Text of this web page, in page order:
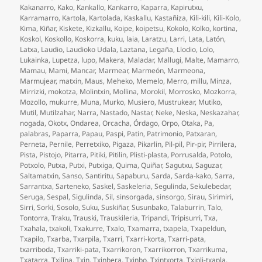
Kakanarro, Kako, Kankallo, Kankarro, Kaparra, Kapirutxu,
Karramarro, Kartola, Kartolada, Kaskallu, Kastañiza, Kili-kili, Kili-Kolo,
Kima, Kiñar, Kiskete, Kizkallu, Koipe, koipetsu, Kokolo, Kolko, kortina,
Koskol, Koskollo, Koskorra, kuku, laia, Laratzu, Larri, Lata, Latón,
Latxa, Laudio, Laudioko Udala, Laztana, Legaña, Llodio, Lolo,
Lukainka, Lupetza, lupo, Makera, Maladar, Mallugi, Malte, Mamarro,
Mamau, Mami, Mancar, Marmear, Marmeón, Marmeona,
Marmujear, matxin, Maus, Meheko, Memelo, Merro, millu, Minza,
Mirrizki, mokotza, Molintxin, Mollina, Morokil, Morrosko, Mozkorra,
Mozollo, mukurre, Muna, Murko, Musiero, Mustrukear, Mutiko,
Mutil, Mutilzahar, Narra, Nastado, Nastar, Neke, Neska, Neskazahar,
nogada,Okotx,Ondarea,Orcacha,Órdago,Orpo,Otaka, Pa,
palabras, Paparra, Papau, Paspi, Patin, Patrimonio, Patxaran,
Perneta, Pernile, Perretxiko, Pigaza, Pikarlin, Pil-pil, Pir-pir, Pirrilera,
Pista, Pistojo, Pitarra, Pitiki, Pitilin, Plisti-plasta, Porrusalda, Potolo,
Potxolo, Putxa, Putxi, Putxiga,Quima,Quiñar,Sagutxu,Saguzar,
Saltamatxin,Sanso,Santiritu,Sapaburu,Sarda,Sarda-kako,Sarra,
Sarrantxa,Sarteneko,Saskel,Saskeleria,Segulinda,Sekulebedar,
Seruga,Sespal,Sigulinda,Sil,sinsorgada,sinsorgo,Sirau,Sirimiri,
Sirri,Sorki,Sosolo,Suku,Suskiñar,Susunbako,Talaburrin,Talo,
Tontorra,Traku,Trauski,Trauskileria,Tripandi,Tripisurri,Txa,
Txahala,txakoli,Txakurre,Txalo,Txamarra,txapela,Txapeldun,
Txapilo,Txarba,Txarpila,Txarri,Txarri-korta,Txarri-pata,
txarriboda,Txarriki-pata,Txarrikoron,Txarrikorron,Txarrikuma,
Txatarra,Txilina,Txin,Txinbera,Txinbo,Txintxorta,Txipli-txapla,